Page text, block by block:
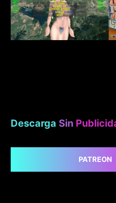
Descarga Sin
PATREON